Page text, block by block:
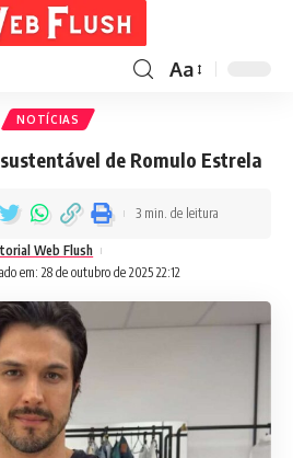
Aa
NOTÍCIAS
de Romulo Estrela
em: 28 de outubro de 2025 22:12
Web Flush
3 min. de leitura